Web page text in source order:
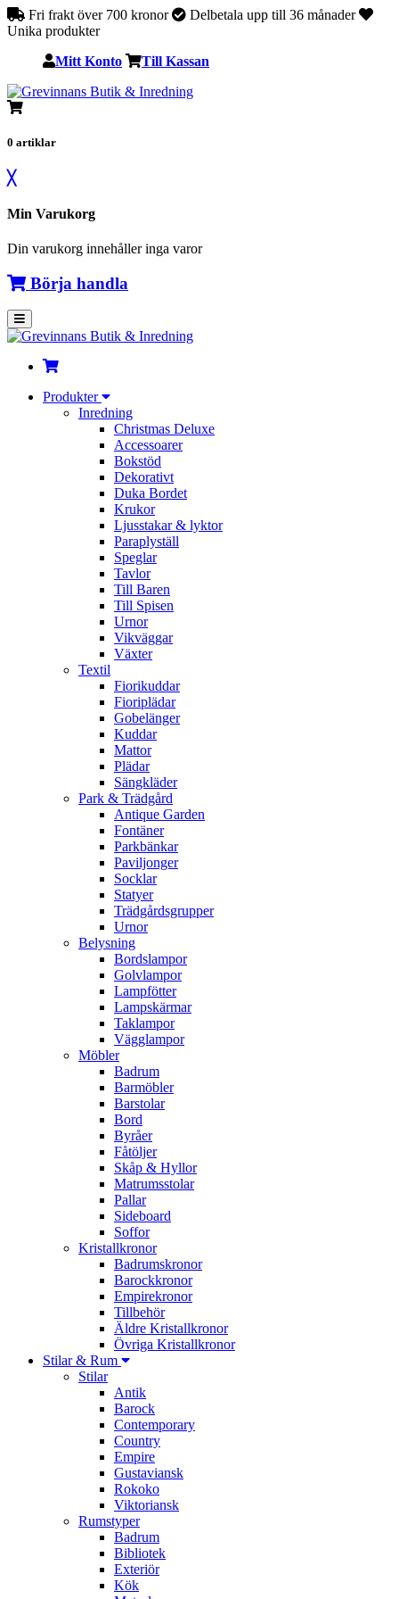
Fri frakt över 700 kronor
Delbetala upp till 36 månader
Unika produkter
Mitt Konto Till Kassan
0 artiklar
╳
Min Varukorg
Din varukorg innehåller inga varor
Börja handla
Produkter
Inredning
Christmas Deluxe
Accessoarer
Bokstöd
Dekorativt
Duka Bordet
Krukor
Ljusstakar & lyktor
Paraplyställ
Speglar
Tavlor
Till Baren
Till Spisen
Urnor
Vikväggar
Växter
Textil
Fiorikuddar
Fioriplädar
Gobelänger
Kuddar
Mattor
Plädar
Sängkläder
Park & Trädgård
Antique Garden
Fontäner
Parkbänkar
Paviljonger
Socklar
Statyer
Trädgårdsgrupper
Urnor
Belysning
Bordslampor
Golvlampor
Lampfötter
Lampskärmar
Taklampor
Vägglampor
Möbler
Badrum
Barmöbler
Barstolar
Bord
Byråer
Fåtöljer
Skåp & Hyllor
Matrumsstolar
Pallar
Sideboard
Soffor
Kristallkronor
Badrumskronor
Barockkronor
Empirekronor
Tillbehör
Äldre Kristallkronor
Övriga Kristallkronor
Stilar & Rum
Stilar
Antik
Barock
Contemporary
Country
Empire
Gustaviansk
Rokoko
Viktoriansk
Rumstyper
Badrum
Bibliotek
Exteriör
Kök